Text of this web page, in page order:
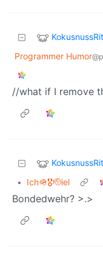
Programmer Humor
//what if I remove
• Ich🪖🎖️🫡iel
Bondedwehr? >.>